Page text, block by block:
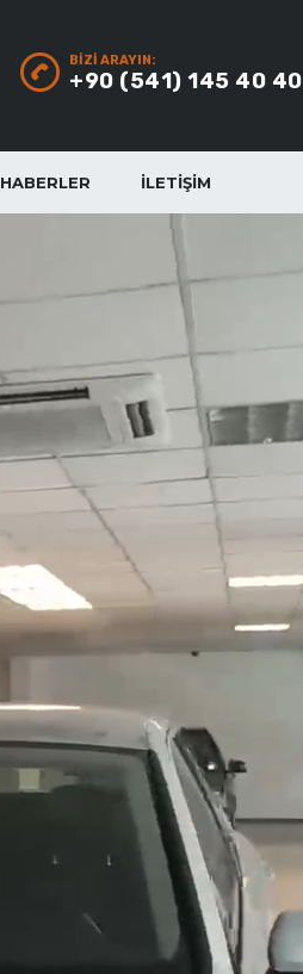
BIZI ARAYIN:
+90 (541) 145 40 40
HABERLER İLETIŞIM